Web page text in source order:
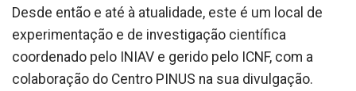
Desde então e até à atualidade, este é um local de
experimentação e de investigação científica
coordenado pelo INIAV e gerido pelo ICNF, com a
colaboração do Centro PINUS na sua divulgação.